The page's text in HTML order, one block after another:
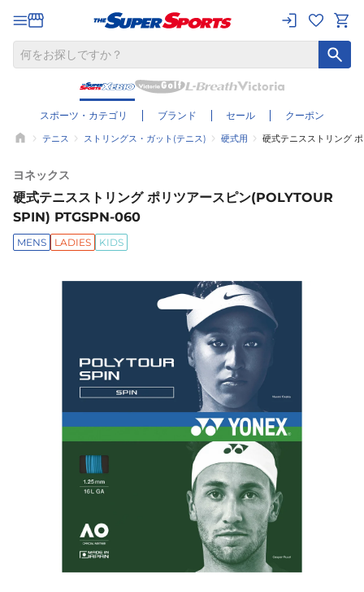
スポーツ・カテゴリ ブランド セール クーポン
テニス ストリングス・ガット(テニス) 硬式用 硬式テニスストリング
ヨネックス
硬式テニスストリング ポリツアースピン(POLYTOUR
SPIN) PTGSPN-060
MENS LADIES KIDS